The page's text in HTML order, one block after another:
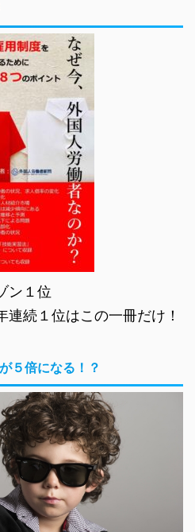
ン１位
連続１位はこの一冊だけ！
５倍になる！？